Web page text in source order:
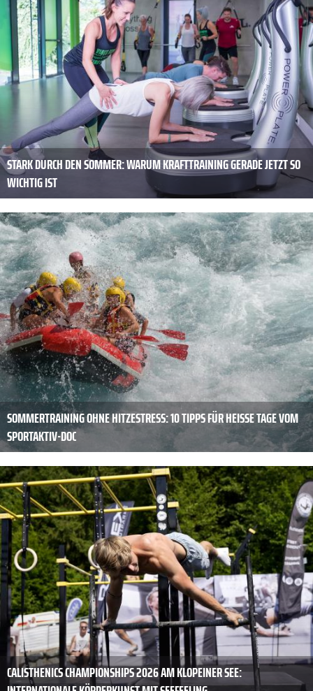
STARK DURCH DEN SOMMER: WARUM KRAFTTRAINING GERADE JETZT SO
WICHTIG IST
SOMMERTRAINING OHNE HITZESTRESS: 10 TIPPS FÜR HEISSE TAGE VOM S
PORTAKTIV-DOC
CALISTHENICS CHAMPIONSHIPS 2026 AM KLOPEINER SEE: